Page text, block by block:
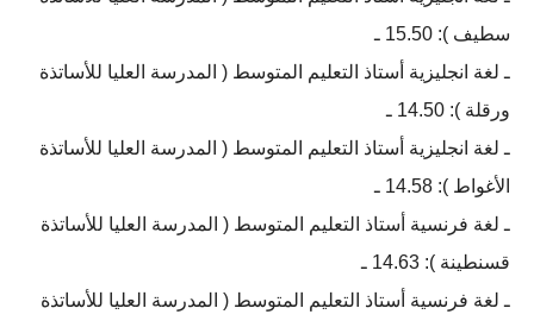
سطيف ): 15.50 ـ
ـ لغة انجليزية أستاذ التعليم المتوسط ( المدرسة العليا للأساتذة
ورقلة ): 14.50 ـ
ـ لغة انجليزية أستاذ التعليم المتوسط ( المدرسة العليا للأساتذة
الأغواط ): 14.58 ـ
ـ لغة فرنسية أستاذ التعليم المتوسط ( المدرسة العليا للأساتذة
قسنطينة ): 14.63 ـ
ـ لغة فرنسية أستاذ التعليم المتوسط ( المدرسة العليا للأساتذة